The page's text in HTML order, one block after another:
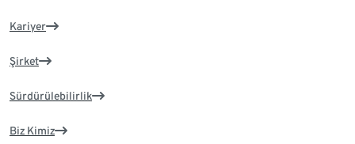
Kariyer
Şirket
Sürdürülebilirlik
Biz Kimiz